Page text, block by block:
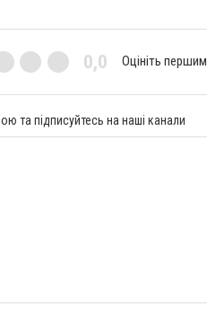
0,0 Оцініть першим
та підписуйтесь на наші канали